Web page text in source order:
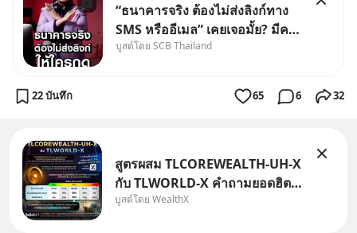
“ธนาคารจริง ต้องไม่ส่งลิงก์ทาง
SMS หรืออีเมล” เคยเจอมั้ย? มีคน
อ้างว่าโทรจากธนาคาร บอกว่า
หรือสแกนคิวอาร์โค้ดทันที มาฟัง
“ป้าเก๋าเล่ากลโกง” เพื่อรู้ทันมุก
บูสต์โดย SCB Thailand
22 บันทึก 65 6 32
สูตรผสม TLCOREWEALTH-UH-X
กับ TLWORLD-X คำถามยอดฮิตที่
คนใช้ WealthX ถามเข้ามา
บูสต์โดย WealthX